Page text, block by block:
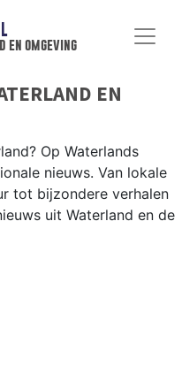
omgeving
EN
Op Waterlands
nieuws. Van lokale
tot bijzondere verhalen
uit Waterland en de